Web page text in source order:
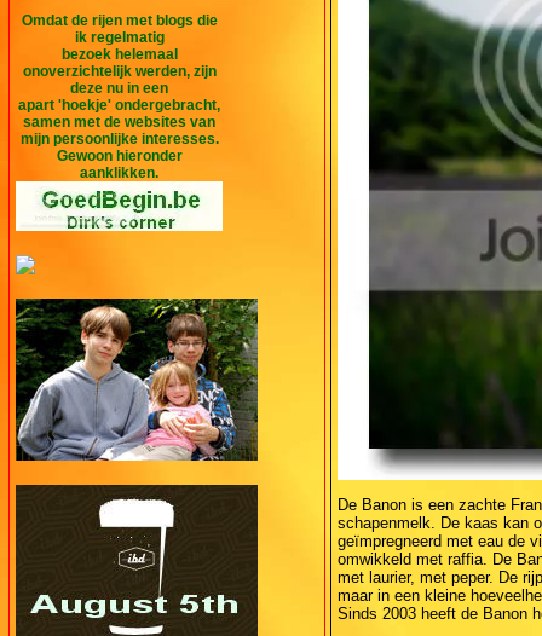
Omdat de rijen met blogs die
ik regelmatig
bezoek helemaal
onoverzichtelijk werden, zijn
deze nu in een
apart 'hoekje' ondergebracht,
samen met de websites van
mijn persoonlijke interesses.
Gewoon hieronder
aanklikken.
De Banon is een zachte
schapenmelk. De kaas kan
geïmpregneerd met eau de
omwikkeld met raffia. De
met laurier, met peper. De
maar in een kleine
Sinds 2003 heeft de Banon